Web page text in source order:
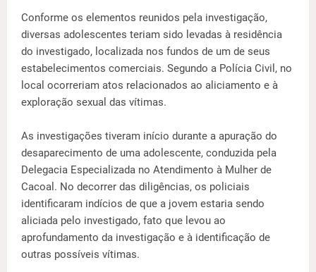
Conforme os elementos reunidos pela investigação,
diversas adolescentes teriam sido levadas à residência
do investigado, localizada nos fundos de um de seus
estabelecimentos comerciais. Segundo a Polícia Civil, no
local ocorreriam atos relacionados ao aliciamento e à
exploração sexual das vítimas.
As investigações tiveram início durante a apuração do
desaparecimento de uma adolescente, conduzida pela
Delegacia Especializada no Atendimento à Mulher de
Cacoal. No decorrer das diligências, os policiais
identificaram indícios de que a jovem estaria sendo
aliciada pelo investigado, fato que levou ao
aprofundamento da investigação e à identificação de
outras possíveis vítimas.